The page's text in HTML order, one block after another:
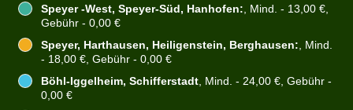
Speyer -West, Speyer-Süd, Hanhofen:, Mind. - 13,00 €,
Gebühr - 0,00 €
Speyer, Harthausen, Heiligenstein, Berghausen:, Mind.
- 18,00 €, Gebühr - 0,00 €
Böhl-Iggelheim, Schifferstadt, Mind. - 24,00 €, Gebühr -
0,00 €